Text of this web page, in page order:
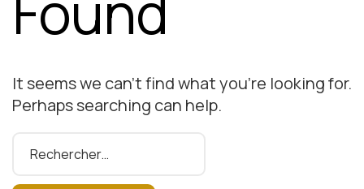
It seems we can’t find what you’re looking for.
Perhaps searching can help.